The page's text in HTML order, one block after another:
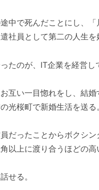
中で死んだことにし、「
社員として第二の人生を
たのが、IT企業を経営し
互い一目惚れをし、結
光桜町で新婚生活を送る。
だったことからボクシ
以上に渡り合うほどの
せる。